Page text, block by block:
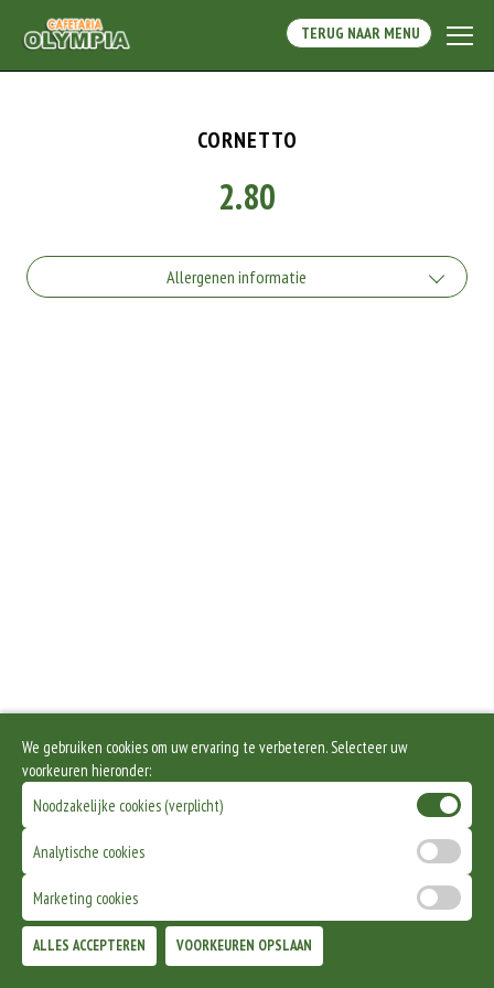
TERUG NAAR MENU
CORNETTO
2.80
Allergenen informatie
We gebruiken cookies om uw ervaring te verbeteren. Selecteer uw
voorkeuren hieronder:
Noodzakelijke cookies (verplicht)
Analytische cookies
Marketing cookies
ALLES ACCEPTEREN VOORKEUREN OPSLAAN